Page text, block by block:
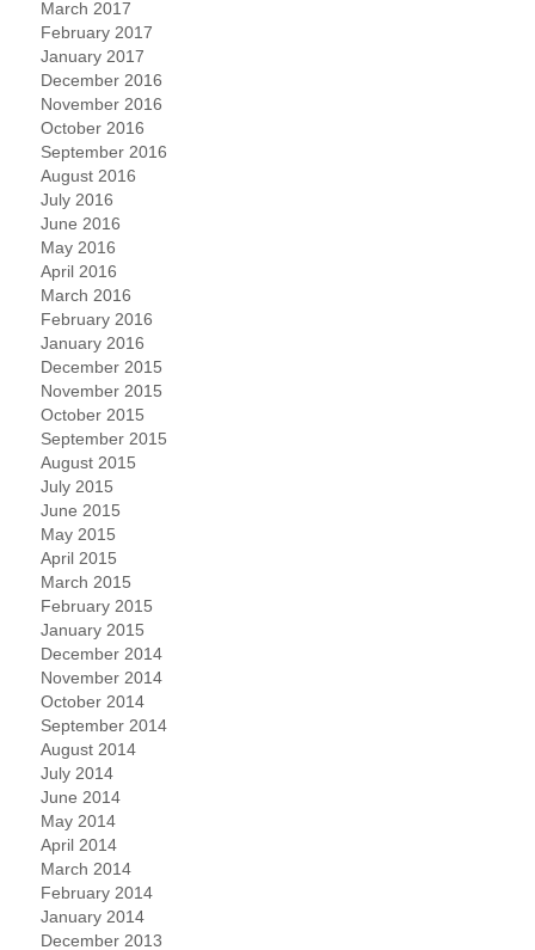
March 2017
February 2017
January 2017
December 2016
November 2016
October 2016
September 2016
August 2016
July 2016
June 2016
May 2016
April 2016
March 2016
February 2016
January 2016
December 2015
November 2015
October 2015
September 2015
August 2015
July 2015
June 2015
May 2015
April 2015
March 2015
February 2015
January 2015
December 2014
November 2014
October 2014
September 2014
August 2014
July 2014
June 2014
May 2014
April 2014
March 2014
February 2014
January 2014
December 2013